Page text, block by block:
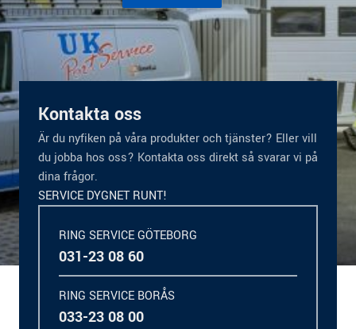
Kontakta oss
Är du nyfiken på våra produkter och tjänster? Eller vill
du jobba hos oss? Kontakta oss direkt så svarar vi på
dina frågor.
SERVICE DYGNET RUNT!
RING SERVICE GÖTEBORG
031-23 08 60
RING SERVICE BORÅS
033-23 08 00